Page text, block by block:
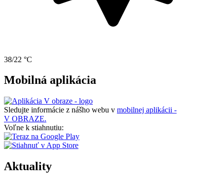
38/22 °C
Mobilná aplikácia
Sledujte informácie z nášho webu v mobilnej aplikácii -
V OBRAZE.
Voľne k stiahnutiu:
Aktuality